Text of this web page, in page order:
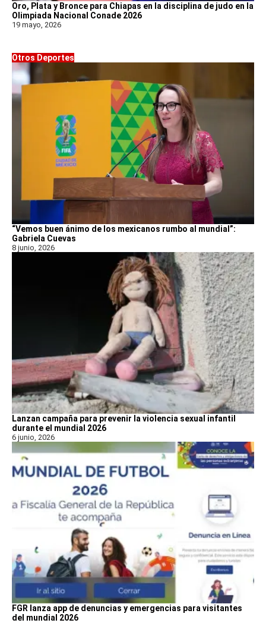
Oro, Plata y Bronce para Chiapas en la disciplina de judo en la
Olimpiada Nacional Conade 2026
19 mayo, 2026
Otros Deportes
“Vemos buen ánimo de los mexicanos rumbo al mundial”:
Gabriela Cuevas
8 junio, 2026
Lanzan campaña para prevenir la violencia sexual infantil
durante el mundial 2026
6 junio, 2026
FGR lanza app de denuncias y emergencias para visitantes
del mundial 2026